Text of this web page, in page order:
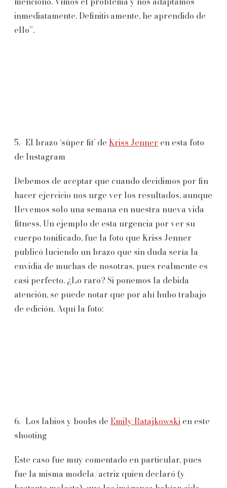
inmediatamente. Definitivamente, he aprendido de
ello”.
5.- El brazo ‘súper fit’ de Kriss Jenner en esta foto
de Instagram
Debemos de aceptar que cuando decidimos por fin
hacer ejercicio nos urge ver los resultados, aunque
llevemos solo una semana en nuestra nueva vida
fitness. Un ejemplo de esta urgencia por ver su
cuerpo tonificado, fue la foto que Kriss Jenner
publicó luciendo un brazo que sin duda sería la
envidia de muchas de nosotras, pues realmente es
casi perfecto. ¿Lo raro? Si ponemos la debida
atención, se puede notar que por ahí hubo trabajo
de edición. Aquí la foto:
6.- Los labios y boobs de Emily Ratajkowski en este
shooting
Este caso fue muy comentado en particular, pues
fue la misma modela/actriz quien declaró (y